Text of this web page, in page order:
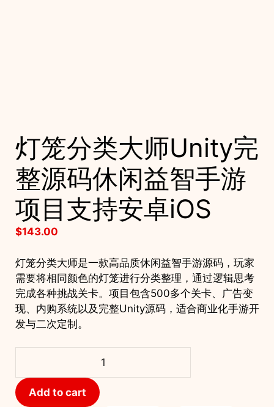
灯笼分类大师Unity完
整源码休闲益智手游
项目支持安卓iOS
$143.00
灯笼分类大师是一款高品质休闲益智手游源码，玩家
需要将相同颜色的灯笼进行分类整理，通过逻辑思考
完成各种挑战关卡。项目包含500多个关卡、广告变
现、内购系统以及完整Unity源码，适合商业化手游开
发与二次定制。
分
类
Add to cart